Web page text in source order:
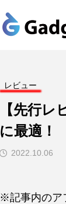
レビュー
【先行
に最適！
2022.10.06
※記事内のア